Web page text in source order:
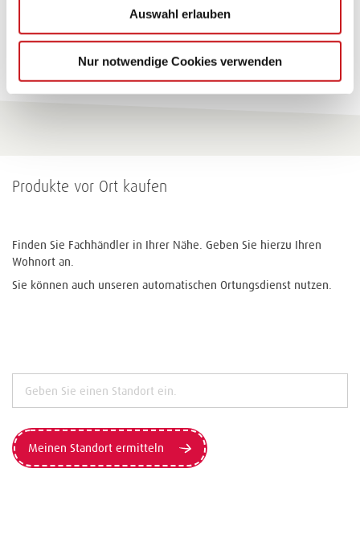
Auswahl erlauben
Nur notwendige Cookies verwenden
Zu allen Tipps
Produkte vor Ort kaufen
Finden Sie Fachhändler in Ihrer Nähe. Geben Sie hierzu Ihren
Wohnort an.
Sie können auch unseren automatischen Ortungsdienst nutzen.
Meinen Standort ermitteln